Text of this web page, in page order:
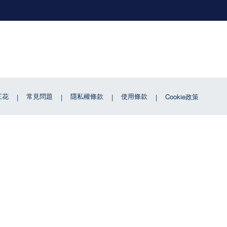
花 常見問題 隱私權條款 使用條款 Cookie政策